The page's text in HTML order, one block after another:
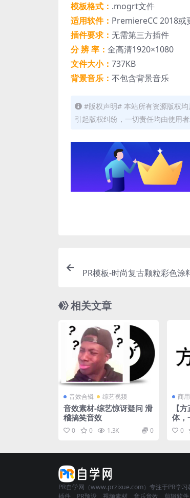
模板格式： .mogrt文件
适用软件： PremiereCC 2018或
插件要求： 无需第三方插件
分 辨 率： 全高清1920×1080
文件大小： 737KB
背景音乐： 不包含背景音乐
#版权声明# 本站所有资源版权
引起版权纠纷，一切责任均由使用
PR模板-时尚复古颗粒彩色涂
相关文章
音效合辑 综艺视频
音效素材-综艺惊讶疑问 滑
稽搞笑音效
0 0 1.3K 0
商
【
体，
黑体
0
PR自学网（www.przixue.com）专注于PR学习